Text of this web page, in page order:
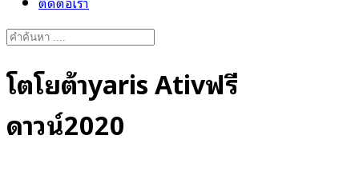
Search
โตโยต้าyaris Ativฟรี
ดาวน์2020